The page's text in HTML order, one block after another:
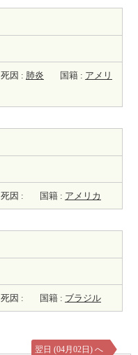
死因 : 肺炎 国籍 : アメリ
死因 : 国籍 : アメリカ
死因 : 国籍 : ブラジル
翌日 (04月02日) へ